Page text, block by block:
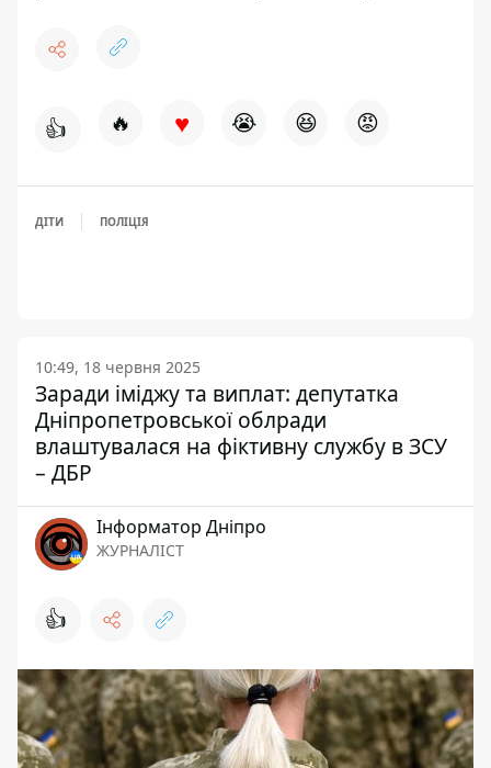
👍 🔥 ♥ 😭 😆 😡
ДІТИ ПОЛІЦІЯ
10:49, 18 червня 2025
Заради іміджу та виплат: депутатка
Дніпропетровської облради
влаштувалася на фіктивну службу в ЗСУ
– ДБР
Інформатор Дніпро
ЖУРНАЛІСТ
👍